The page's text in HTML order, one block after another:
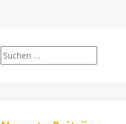
Suchen
nach: